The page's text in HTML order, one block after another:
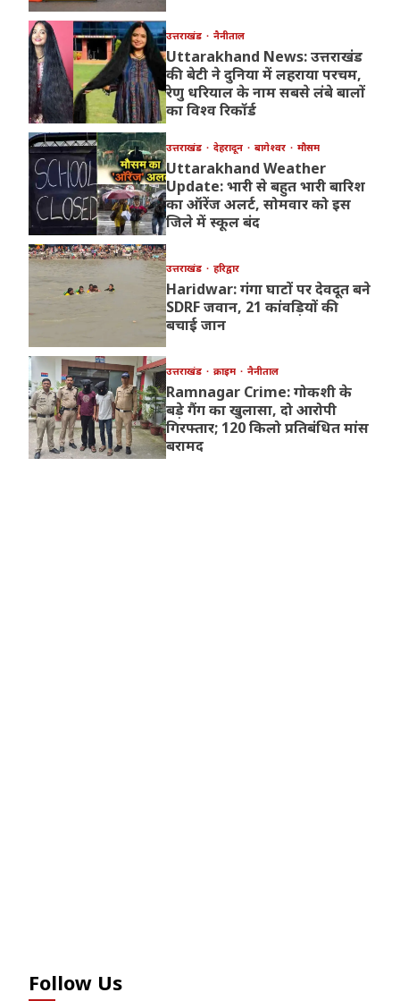
उत्तराखंड नैनीताल
Uttarakhand News: उत्तराखंड
की बेटी ने दुनिया में लहराया परचम,
रेणु धरियाल के नाम सबसे लंबे बालों
का विश्व रिकॉर्ड
उत्तराखंड देहरादून बागेश्वर मौसम
Uttarakhand Weather
Update: भारी से बहुत भारी बारिश
का ऑरेंज अलर्ट, सोमवार को इस
जिले में स्कूल बंद
उत्तराखंड हरिद्वार
Haridwar: गंगा घाटों पर देवदूत बने
SDRF जवान, 21 कांवड़ियों की
बचाई जान
उत्तराखंड क्राइम नैनीताल
Ramnagar Crime: गोकशी के
बड़े गैंग का खुलासा, दो आरोपी
गिरफ्तार; 120 किलो प्रतिबंधित मांस
बरामद
Follow Us